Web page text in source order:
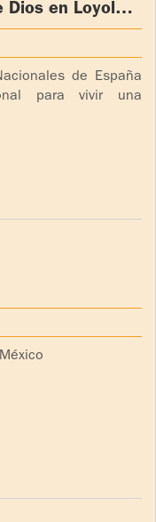
Dios en Loyola,
de España
para vivir una